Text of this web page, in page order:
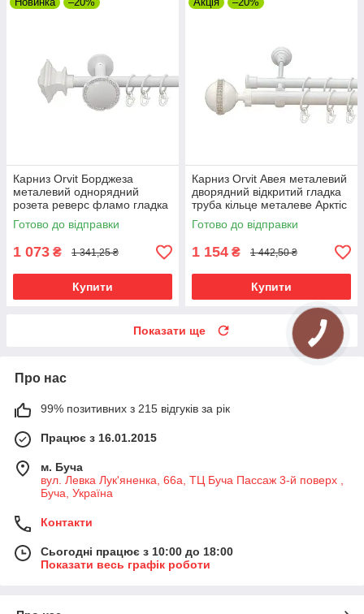
Карниз Orvit Борджеза
металевий однорядний
розета реверс фламо гладка
труба кільце металеве Арктіс
19 мм 200 см (00-00013209)
Готово до відправки
1 073 ₴ 1 341,25 ₴
Купити
Карниз Orvit Авея металевий
дворядний відкритий гладка
труба кільце металеве Арктіс
25\19 мм 200 см (00-
00010307)
Готово до відправки
1 154 ₴ 1 442,50 ₴
Купити
Показати ще
Про нас
99% позитивних з 215 відгуків за рік
Працює з 16.01.2015
м. Буча
вул. Левка Лук'яненка, 66а, ТЦ Буча Пассаж 3-й поверх ,
Буча, Україна
Контакти
Сьогодні працює з 10:00 до 18:00
Показати весь графік роботи